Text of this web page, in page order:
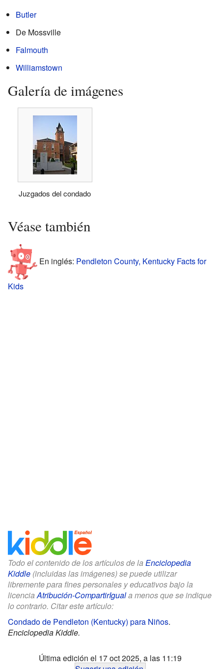
Butler
De Mossville
Falmouth
Williamstown
Galería de imágenes
Juzgados del condado
Véase también
En inglés: Pendleton County, Kentucky Facts for
Kids
Todo el contenido de los artículos de la Enciclopedia
Kiddle (incluidas las imágenes) se puede utilizar
libremente para fines personales y educativos bajo la
licenciaAtribución-CompartirIguala menos que se indique
lo contrario. Citar este artículo:
Condado de Pendleton (Kentucky) para Niños.
Enciclopedia Kiddle.
Última edición el 17 oct 2025, a las 11:19